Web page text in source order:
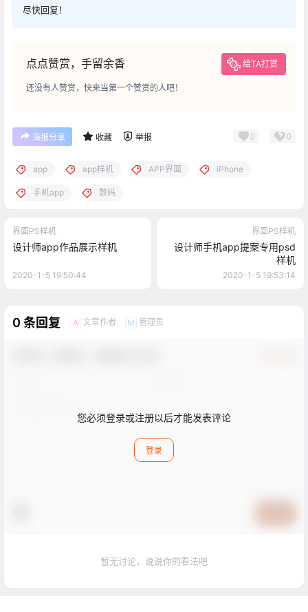
尽快回复！
点点赞赏，手留余香 给TA打赏
还没有人赞赏，快来当第一个赞赏的人吧！
海报分享 收藏 举报 0 0
app app样机 APP界面 iPhone
手机app 数码
界面PS样机
设计师app作品展示样机
2020-1-5 19:50:44
界面PS样机
设计师手机app提案专用psd
样机
2020-1-5 19:53:14
0 条回复 A 文章作者 M 管理员
您必须登录或注册以后才能发表评论
登录
暂无讨论，说说你的看法吧